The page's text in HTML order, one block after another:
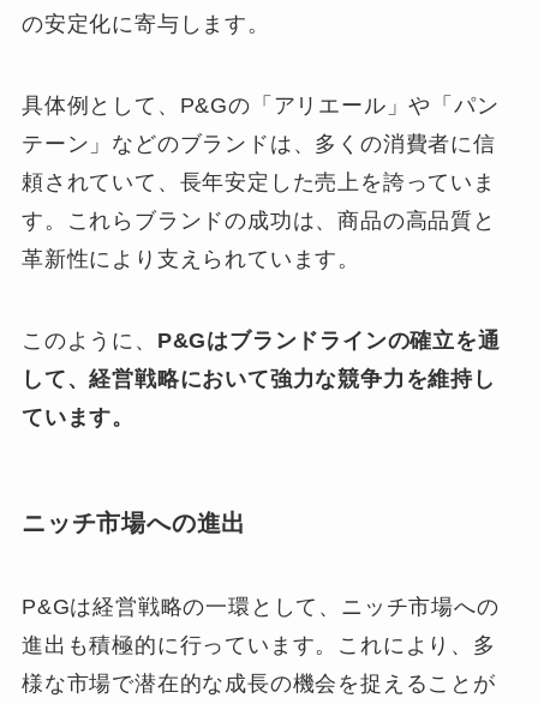
の安定化に寄与します。
具体例として、P&Gの「アリエール」や「パン
テーン」などのブランドは、多くの消費者に信
頼されていて、長年安定した売上を誇っていま
す。これらブランドの成功は、商品の高品質と
革新性により支えられています。
このように、 P&Gはブランドラインの確立を通
して、経営戦略において強力な競争力を維持し
ています。
ニッチ市場への進出
P&Gは経営戦略の一環として、ニッチ市場への
進出も積極的に行っています。これにより、多
様な市場で潜在的な成長の機会を捉えることが